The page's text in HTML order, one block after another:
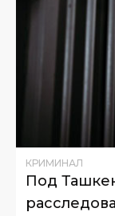
КРИМИНАЛ
Под